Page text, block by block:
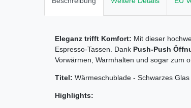
Eleganz trifft Komfort: Mit dieser
Espresso-Tassen. Dank Push-Push
Vorwärmen, Warmhalten und sogar zum
Titel: Wärmeschublade - Schwarzes
Highlights: